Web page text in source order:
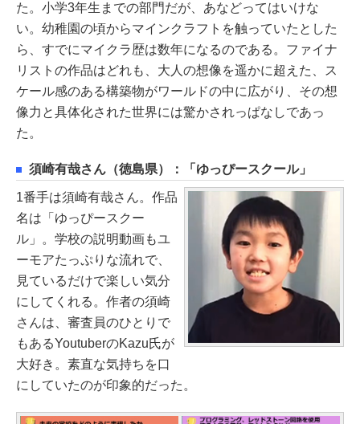
た。小学3年生までの部門だが、あなどってはいけな
い。幼稚園の頃からマインクラフトを触っていたとした
ら、すでにマイクラ歴は数年になるのである。ファイナ
リストの作品はどれも、大人の想像を遥かに超えた、ス
ケール感のある構築物がワールドの中に広がり、その想
像力と具体化された世界には驚かされっぱなしであっ
た。
須崎有哉さん（徳島県）：「ゆっぴースクール」
1番手は須崎有哉さん。作品
名は「ゆっぴースクー
ル」。学校の説明動画もユ
ーモアたっぷりな流れで、
見ているだけで楽しい気分
にしてくれる。作者の須崎
さんは、審査員のひとりで
もあるYoutuberのKazu氏が
大好き。素直な気持ちを口
にしていたのが印象的だった。